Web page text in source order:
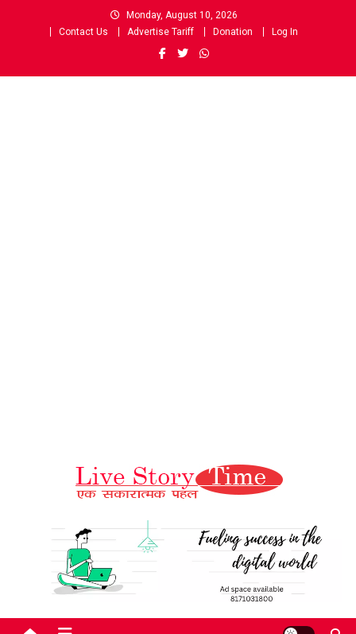
Monday, August 10, 2026
Contact Us
Advertise Tariff Donation Log In
Live Story Time